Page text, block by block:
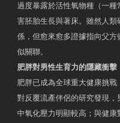
過度暴露於活性氧物種（一
害胚胎生長與著床。雖然人
係，但愈來愈多證據指向父
似關聯。
肥胖對男性生育力的隱藏衝擊
肥胖已成為全球重大健康挑
對反覆流產伴侶的研究發現
中氧化壓力明顯較高；與健